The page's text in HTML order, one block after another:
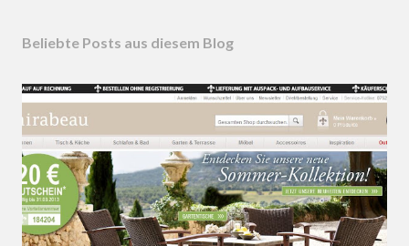
Beliebte Posts aus diesem Blog